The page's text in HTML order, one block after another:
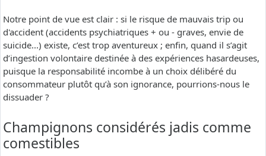
Notre point de vue est clair : si le risque de mauvais trip ou
d'accident (accidents psychiatriques + ou - graves, envie de
suicide...) existe, c’est trop aventureux ; enfin, quand il s’agit
d’ingestion volontaire destinée à des expériences hasardeuses,
puisque la responsabilité incombe à un choix délibéré du
consommateur plutôt qu’à son ignorance, pourrions-nous le
dissuader ?
Champignons considérés jadis comme
comestibles